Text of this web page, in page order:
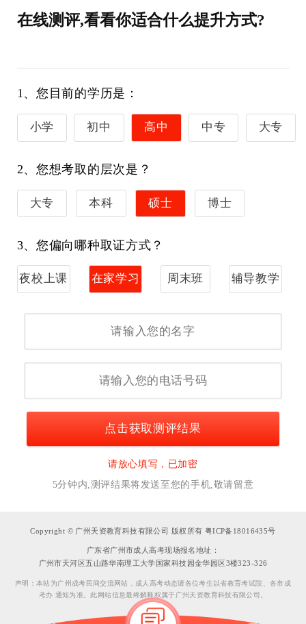
在线测评,看看你适合什么提升方式?
1、您目前的学历是：
小学 初中 高中 中专 大专
2、您想考取的层次是？
大专 本科 硕士 博士
3、您偏向哪种取证方式？
夜校上课 在家学习 周末班 辅导教学
点击获取测评结果
请放心填写，已加密
5分钟内,测评结果将发送至您的手机,敬请留意
Copyright © 广州天资教育科技有限公司 版权所有 粤ICP备18016435号
广东省广州市成人高考现场报名地址：
广州市天河区五山路华南理工大学国家科技园金华园区3楼323-326
声明：本站为广州成考民间交流网站，成人高考动态请各位考生以省教育考试院、各市成
考办 通知为准。此网站信息最终解释权属于广州天资教育科技有限公司。